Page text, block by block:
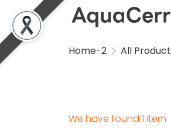
Home-2 All Product
We have found 1 item